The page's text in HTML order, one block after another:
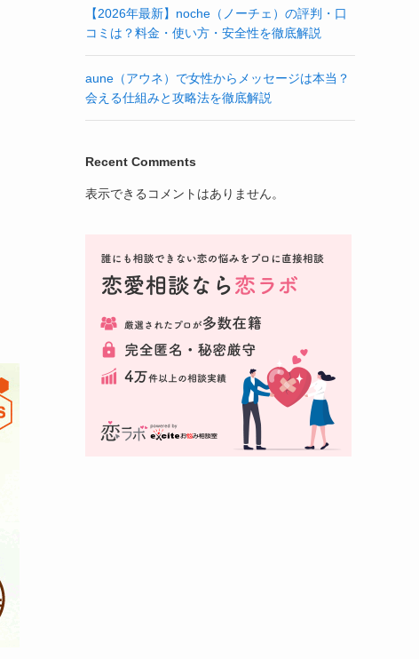
【2026年最新】noche（ノーチェ）の評判・口
コミは？料金・使い方・安全性を徹底解説
aune（アウネ）で女性からメッセージは本当？
会える仕組みと攻略法を徹底解説
Recent Comments
表示できるコメントはありません。